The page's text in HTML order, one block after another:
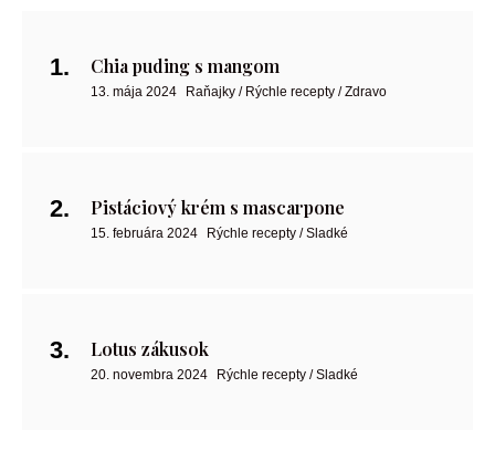
Chia puding s mangom
13. mája 2024 Raňajky / Rýchle recepty / Zdravo
Pistáciový krém s mascarpone
15. februára 2024 Rýchle recepty / Sladké
Lotus zákusok
20. novembra 2024 Rýchle recepty / Sladké